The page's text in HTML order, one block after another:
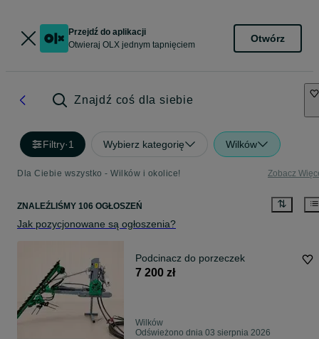
Przejdź do aplikacji
Otwieraj OLX jednym tapnięciem
Otwórz
Znajdź coś dla siebie
Filtry·1 Wybierz kategorię Wilków
Dla Ciebie wszystko - Wilków i okolice! Zobacz
ZNALEŹLIŚMY 106 OGŁOSZEŃ
Jak pozycjonowane są ogłoszenia?
Podcinacz do porzeczek
7 200 zł
Wilków
Odświeżono dnia 03 sierpnia 2026